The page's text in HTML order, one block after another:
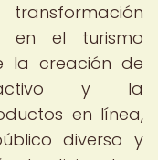
en el turismo
la creación de
y la
en línea,
diverso y